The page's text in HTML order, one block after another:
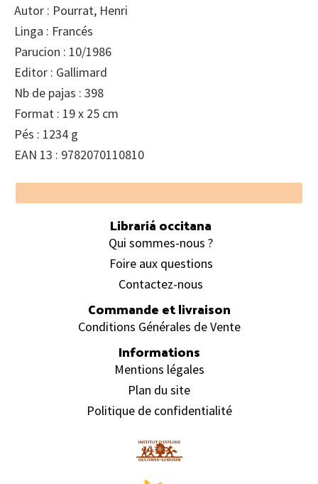
Autor : Pourrat, Henri
Linga : Francés
Parucion : 10/1986
Editor : Gallimard
Nb de pajas : 398
Format : 19 x 25 cm
Pés : 1234 g
EAN 13 : 9782070110810
Footer
Librariá occitana
Qui sommes-nous ?
Foire aux questions
Contactez-nous
Commande et livraison
Conditions Générales de Vente
Informations
Mentions légales
Plan du site
Politique de confidentialité